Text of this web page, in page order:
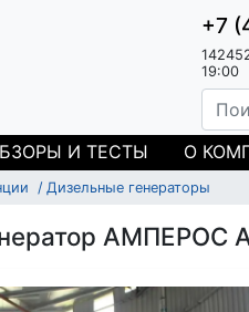
+7
19:00
И ТЕСТЫ О
Дизельные генераторы
АМПЕРОС